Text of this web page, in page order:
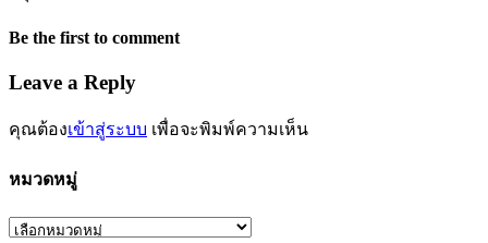
Be the first to comment
Leave a Reply
คุณต้องเข้าสู่ระบบ เพื่อจะพิมพ์ความเห็น
หมวดหมู่
หมวด